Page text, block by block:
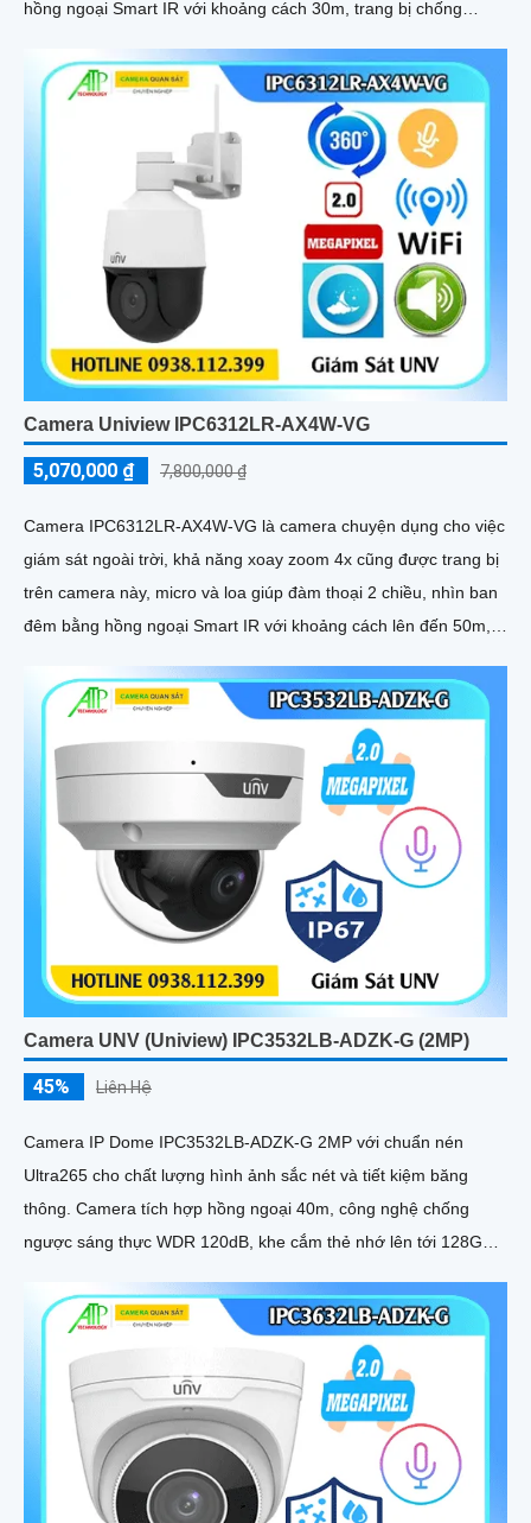
hồng ngoại Smart IR với khoảng cách 30m, trang bị chống
Camera Uniview IPC6312LR-AX4W-VG
5,070,000 ₫ 7,800,000 ₫
Camera IPC6312LR-AX4W-VG là camera chuyện dụng cho việc
giám sát ngoài trời, khả năng xoay zoom 4x cũng được trang bị
trên camera này, micro và loa giúp đàm thoại 2 chiều, nhìn ban
đêm bằng hồng ngoại Smart IR với khoảng cách lên đến 50m,
Camera UNV (Uniview) IPC3532LB-ADZK-G (2MP)
45% Liên Hệ
Camera IP Dome IPC3532LB-ADZK-G 2MP với chuẩn nén
Ultra265 cho chất lượng hình ảnh sắc nét và tiết kiệm băng
thông. Camera tích hợp hồng ngoại 40m, công nghệ chống
ngược sáng thực WDR 120dB, khe cắm thẻ nhớ lên tới 128GB,